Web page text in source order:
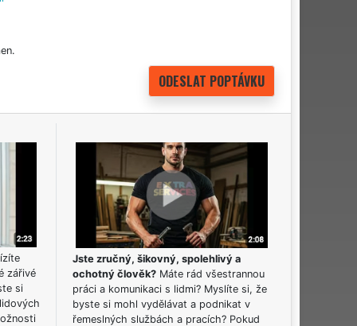
zářivé
si
Jste zručný, šikovný, spolehlivý a
ochotný člověk? Máte rád všestrannou
práci a komunikaci s lidmi? Myslíte si, že
byste si mohl vydělávat a podnikat v
řemeslných službách a pracích? Pokud